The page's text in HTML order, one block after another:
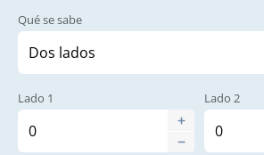
Qué se sabe
Lado 1 Lado 2